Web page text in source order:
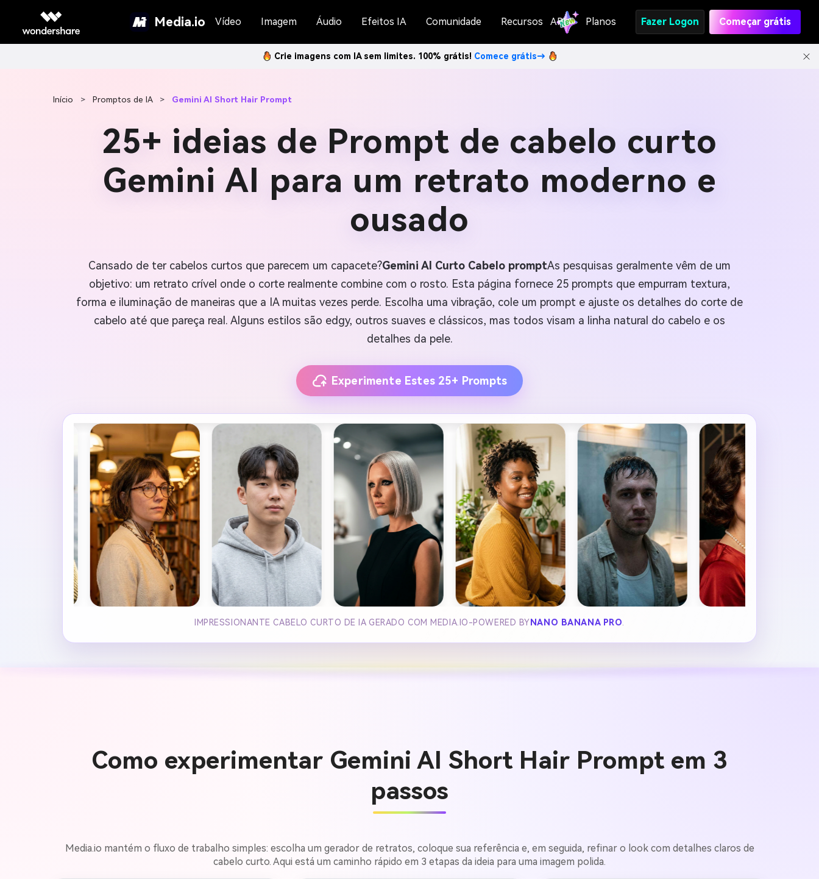
Media.io Vídeo Imagem Áudio Efeitos IA Comunidade Recursos API Planos Fazer Logon Começar grátis
Crie imagens com IA sem limites. 100% grátis! Comece grátis→
Início > Promptos de IA > Gemini AI Short Hair Prompt
25+ ideias de Prompt de cabelo curto
Gemini AI para um retrato moderno e
ousado
Cansado de ter cabelos curtos que parecem um capacete?Gemini AI Curto Cabelo promptAs pesquisas geralmente vêm de um
objetivo: um retrato crível onde o corte realmente combine com o rosto. Esta página fornece 25 prompts que empurram textura,
forma e iluminação de maneiras que a IA muitas vezes perde. Escolha uma vibração, cole um prompt e ajuste os detalhes do corte de
cabelo até que pareça real. Alguns estilos são edgy, outros suaves e clássicos, mas todos visam a linha natural do cabelo e os
detalhes da pele.
Experimente Estes 25+ Prompts
IMPRESSIONANTE CABELO CURTO DE IA GERADO COM MEDIA.IO-POWERED BY NANO BANANA PRO
Como experimentar Gemini AI Short Hair Prompt em 3
passos
Media.io mantém o fluxo de trabalho simples: escolha um gerador de retratos, coloque sua referência e, em seguida, refinar o look com detalhes claros de
cabelo curto. Aqui está um caminho rápido em 3 etapas da ideia para uma imagem polida.